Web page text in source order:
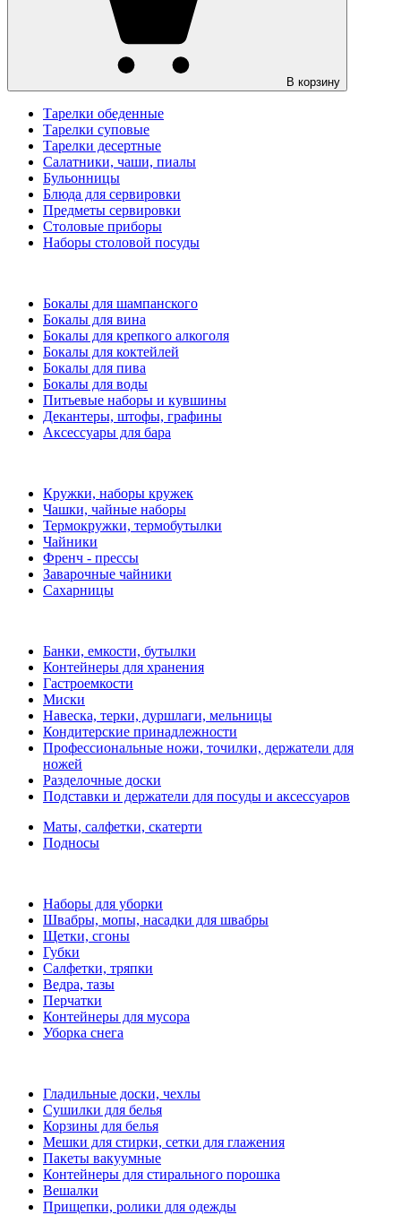
В корзину
Тарелки обеденные
Тарелки суповые
Тарелки десертные
Салатники, чаши, пиалы
Бульонницы
Блюда для сервировки
Предметы сервировки
Столовые приборы
Наборы столовой посуды
Бокалы для шампанского
Бокалы для вина
Бокалы для крепкого алкоголя
Бокалы для коктейлей
Бокалы для пива
Бокалы для воды
Питьевые наборы и кувшины
Декантеры, штофы, графины
Аксессуары для бара
Кружки, наборы кружек
Чашки, чайные наборы
Термокружки, термобутылки
Чайники
Френч - прессы
Заварочные чайники
Сахарницы
Банки, емкости, бутылки
Контейнеры для хранения
Гастроемкости
Миски
Навеска, терки, дуршлаги, мельницы
Кондитерские принадлежности
Профессиональные ножи, точилки, держатели для
ножей
Разделочные доски
Подставки и держатели для посуды и аксессуаров
Маты, салфетки, скатерти
Подносы
Наборы для уборки
Швабры, мопы, насадки для швабры
Щетки, сгоны
Губки
Салфетки, тряпки
Ведра, тазы
Перчатки
Контейнеры для мусора
Уборка снега
Гладильные доски, чехлы
Сушилки для белья
Корзины для белья
Мешки для стирки, сетки для глажения
Пакеты вакуумные
Контейнеры для стирального порошка
Вешалки
Прищепки, ролики для одежды